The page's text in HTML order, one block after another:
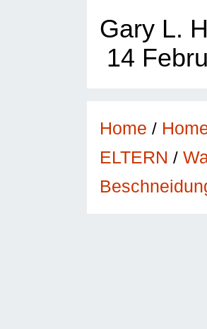
Gary L.
14
Home /
ELTERN /